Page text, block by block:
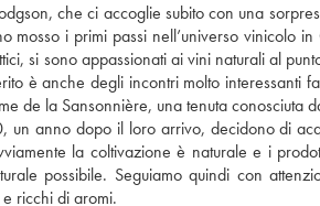
che ci accoglie subito con una
i primi passi nell’universo vinicolo
si sono appassionati ai vini naturali al
è anche degli incontri molto interessanti
de la Sansonnière, una tenuta conosciuta
anno dopo il loro arrivo, decidono di
la coltivazione è naturale e i
possibile. Seguiamo quindi con
ricchi di aromi.